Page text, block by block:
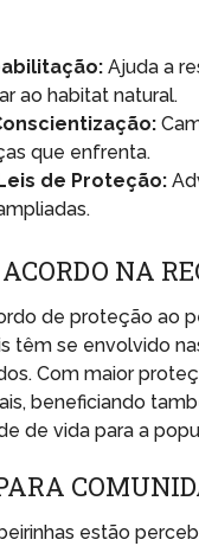
Ajuda a
ao habitat natural.
que enfrenta.
de Proteção:
NA
de proteção ao
têm se envolvido
Com maior
beneficiando
de vida para a
estão